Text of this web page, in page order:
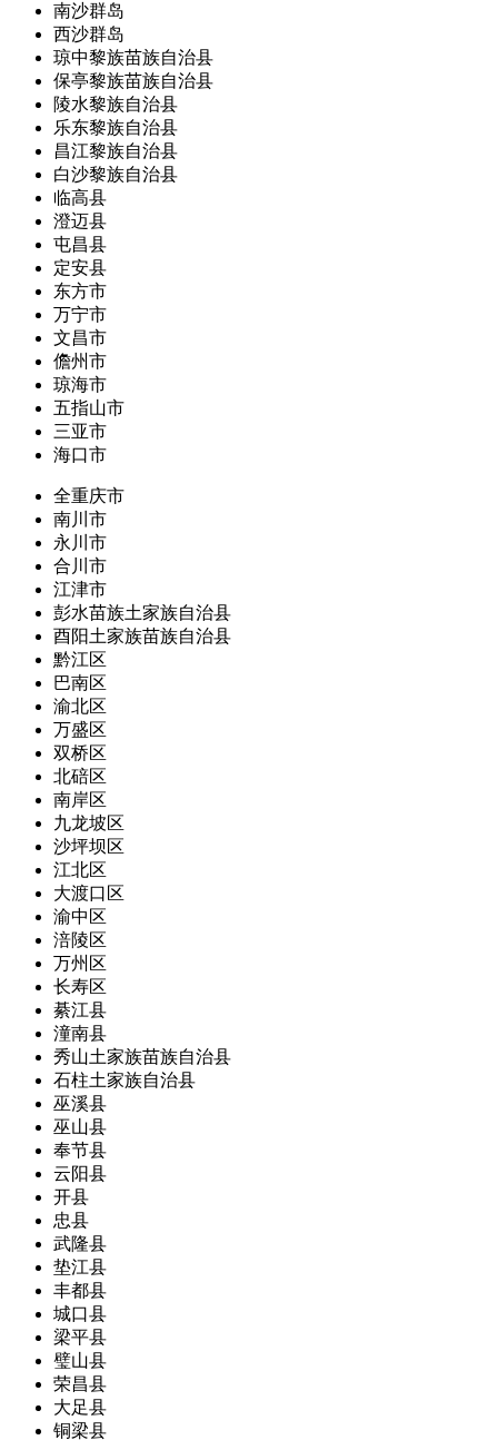
南沙群岛
西沙群岛
琼中黎族苗族自治县
保亭黎族苗族自治县
陵水黎族自治县
乐东黎族自治县
昌江黎族自治县
白沙黎族自治县
临高县
澄迈县
屯昌县
定安县
东方市
万宁市
文昌市
儋州市
琼海市
五指山市
三亚市
海口市
全重庆市
南川市
永川市
合川市
江津市
彭水苗族土家族自治县
酉阳土家族苗族自治县
黔江区
巴南区
渝北区
万盛区
双桥区
北碚区
南岸区
九龙坡区
沙坪坝区
江北区
大渡口区
渝中区
涪陵区
万州区
长寿区
綦江县
潼南县
秀山土家族苗族自治县
石柱土家族自治县
巫溪县
巫山县
奉节县
云阳县
开县
忠县
武隆县
垫江县
丰都县
城口县
梁平县
璧山县
荣昌县
大足县
铜梁县